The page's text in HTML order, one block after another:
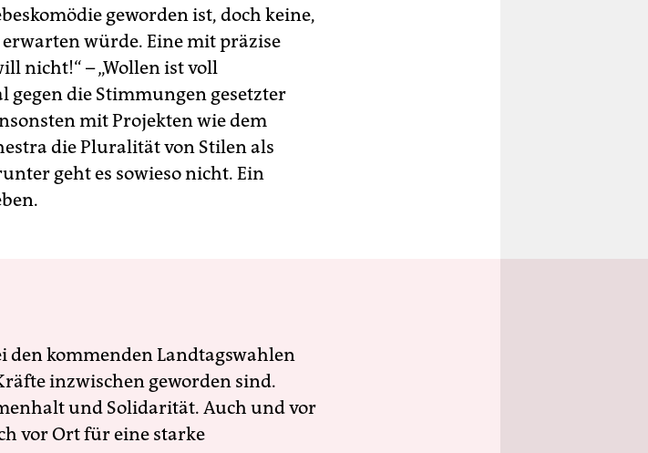
geworden ist, doch keine,
würde. Eine mit präzise
nicht!“ – „Wollen ist voll
gegen die Stimmungen gesetzter
mit Projekten wie dem
die Pluralität von Stilen als
geht es sowieso nicht. Ein
den kommenden Landtagswahlen
inzwischen geworden sind.
und Solidarität. Auch und vor
vor Ort für eine starke